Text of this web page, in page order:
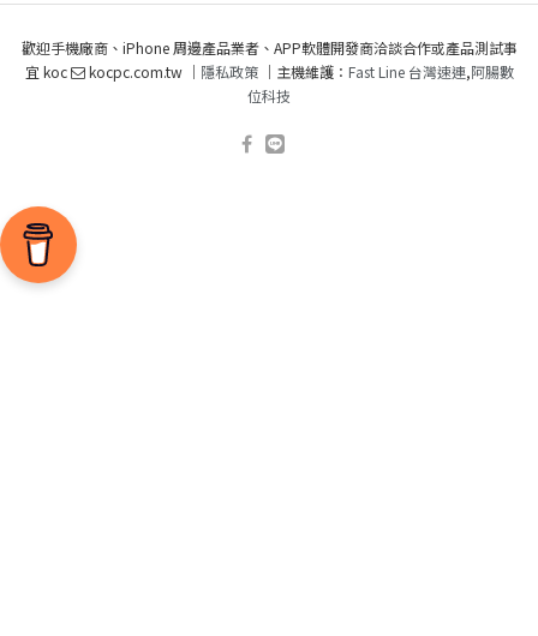
歡迎手機廠商、iPhone 周邊產品業者、APP軟體開發商洽談合作或產品測試事
宜 koc
kocpc.com.tw ｜ 隱私政策｜主機維護： Fast Line 台灣速連,阿腸數
位科技